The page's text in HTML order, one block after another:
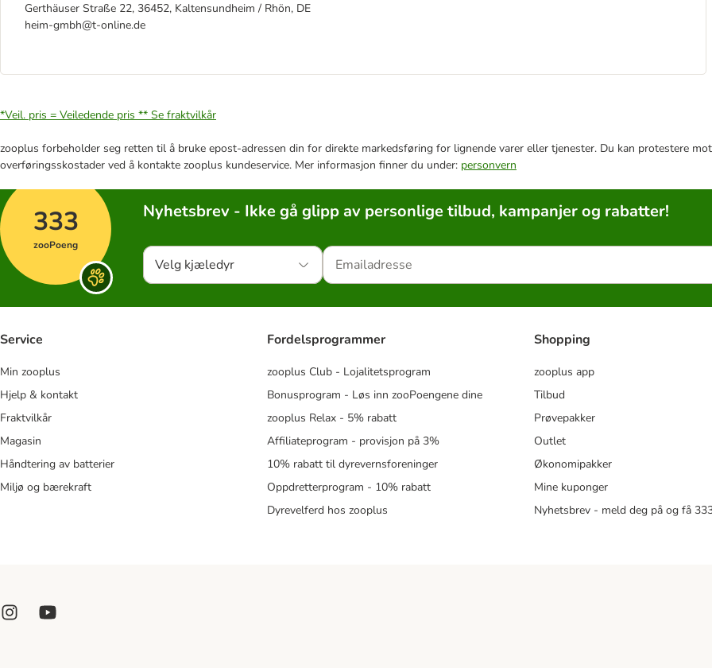
Gerthäuser Straße 22, 36452, Kaltensundheim / Rhön, DE
heim-gmbh@t-online.de
*Veil. pris = Veiledende pris ** Se fraktvilkår
zooplus forbeholder seg retten til å bruke epost-adressen din for direkte markedsføring for lignende varer eller tjenester. Du kan protestere
overføringsskostader ved å kontakte zooplus kundeservice. Mer informasjon finner du under: personvern
333
zooPoeng
Nyhetsbrev - Ikke gå glipp av personlige tilbud, kampanjer og rabatter!
Velg kjæledyr
Service
Min zooplus
Hjelp & kontakt
Fraktvilkår
Magasin
Håndtering av batterier
Miljø og bærekraft
Fordelsprogrammer
zooplus Club - Lojalitetsprogram
Bonusprogram - Løs inn zooPoengene dine
zooplus Relax - 5% rabatt
Affiliateprogram - provisjon på 3%
10% rabatt til dyrevernsforeninger
Oppdretterprogram - 10% rabatt
Dyrevelferd hos zooplus
Shopping
zooplus app
Tilbud
Prøvepakker
Outlet
Økonomipakker
Mine kuponger
Nyhetsbrev - meld deg på og få